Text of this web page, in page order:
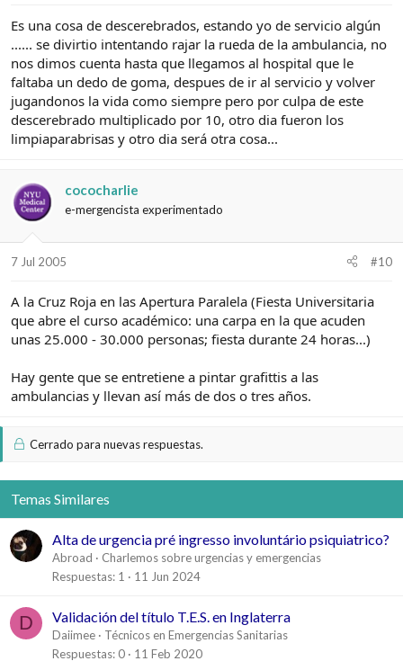
Es una cosa de descerebrados, estando yo de servicio algún
...... se divirtio intentando rajar la rueda de la ambulancia, no
nos dimos cuenta hasta que llegamos al hospital que le
faltaba un dedo de goma, despues de ir al servicio y volver
jugandonos la vida como siempre pero por culpa de este
descerebrado multiplicado por 10, otro dia fueron los
limpiaparabrisas y otro dia será otra cosa...
cococharlie
e-mergencista experimentado
7 Jul 2005 #10
A la Cruz Roja en las Apertura Paralela (Fiesta Universitaria
que abre el curso académico: una carpa en la que acuden
unas 25.000 - 30.000 personas; fiesta durante 24 horas...)
Hay gente que se entretiene a pintar grafittis a las
ambulancias y llevan así más de dos o tres años.
Cerrado para nuevas respuestas.
Temas Similares
Alta de urgencia pré ingresso involuntário psiquiatrico?
Abroad
Charlemos sobre urgencias y emergencias
Respuestas 1 11 Jun 2024
D Validación del título T.E.S. en Inglaterra
Daiimee
Técnicos en Emergencias Sanitarias
Respuestas 0 11 Feb 2020